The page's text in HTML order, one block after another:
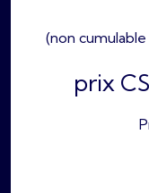
(non
prix